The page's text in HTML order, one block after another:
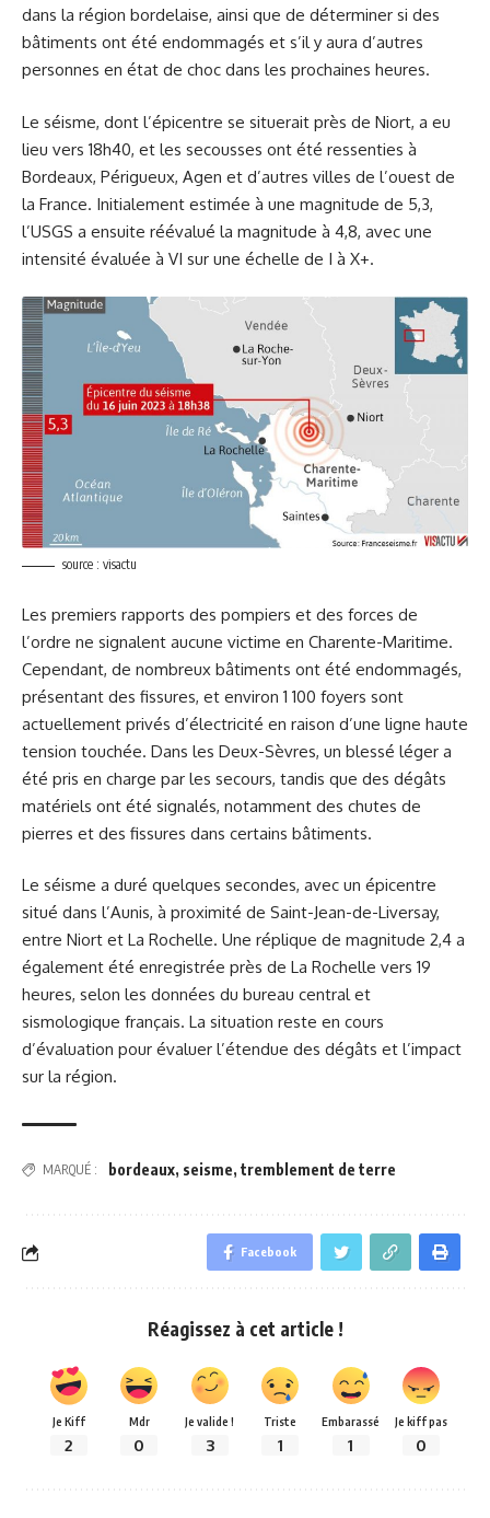
dans la région bordelaise, ainsi que de déterminer si des
bâtiments ont été endommagés et s’il y aura d’autres
personnes en état de choc dans les prochaines heures.
Le séisme, dont l’épicentre se situerait près de Niort, a eu
lieu vers 18h40, et les secousses ont été ressenties à
Bordeaux, Périgueux, Agen et d’autres villes de l’ouest de
la France. Initialement estimée à une magnitude de 5,3,
l’USGS a ensuite réévalué la magnitude à 4,8, avec une
intensité évaluée à VI sur une échelle de I à X+.
source : visactu
Les premiers rapports des pompiers et des forces de
l’ordre ne signalent aucune victime en Charente-Maritime.
Cependant, de nombreux bâtiments ont été endommagés,
présentant des fissures, et environ 1 100 foyers sont
actuellement privés d’électricité en raison d’une ligne haute
tension touchée. Dans les Deux-Sèvres, un blessé léger a
été pris en charge par les secours, tandis que des dégâts
matériels ont été signalés, notamment des chutes de
pierres et des fissures dans certains bâtiments.
Le séisme a duré quelques secondes, avec un épicentre
situé dans l’Aunis, à proximité de Saint-Jean-de-Liversay,
entre Niort et La Rochelle. Une réplique de magnitude 2,4 a
également été enregistrée près de La Rochelle vers 19
heures, selon les données du bureau central et
sismologique français. La situation reste en cours
d’évaluation pour évaluer l’étendue des dégâts et l’impact
sur la région.
MARQUÉ : bordeaux, seisme, tremblement de terre
Facebook
Réagissez à cet article !
Je Kiff
2
Mdr
0
Je valide !
3
Triste
1
Embarassé
1
Je kiff pas
0